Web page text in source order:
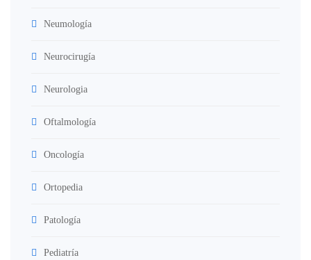
Neumología
Neurocirugía
Neurologia
Oftalmología
Oncología
Ortopedia
Patología
Pediatría